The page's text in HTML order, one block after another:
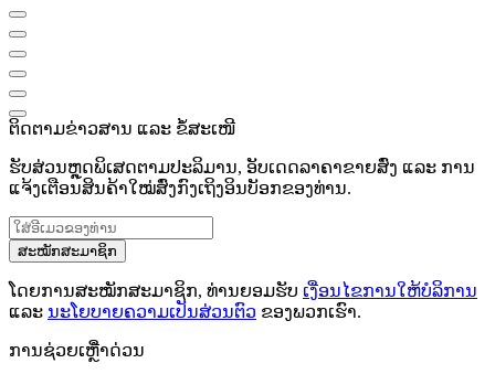
ຕິດຕາມຂ່າວສານ ແລະ ຂໍ້ສະເໜີ
ຮັບສ່ວນຫຼຸດພິເສດຕາມປະລິມານ, ອັບເດດລາຄາຂາຍສົ່ງ ແລະ ການ
ແຈ້ງເຕືອນສິນຄ້າໃໝ່ສົ່ງກົງເຖິງອິນບັອກຂອງທ່ານ.
ສະໝັກສະມາຊິກ
ໂດຍການສະໝັກສະມາຊິກ, ທ່ານຍອມຮັບ ເງື່ອນໄຂການໃຫ້ບໍລິການ
ແລະ ນະໂຍບາຍຄວາມເປັນສ່ວນຕົວ ຂອງພວກເຮົາ.
ການຊ່ວຍເຫຼືໍາດ່ວນ